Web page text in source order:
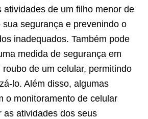
atividades de um filho menor de
sua segurança e prevenindo o
inadequados. Também pode
medida de segurança em
de um celular, permitindo
lo. Além disso, algumas
o monitoramento de celular
as atividades dos seus